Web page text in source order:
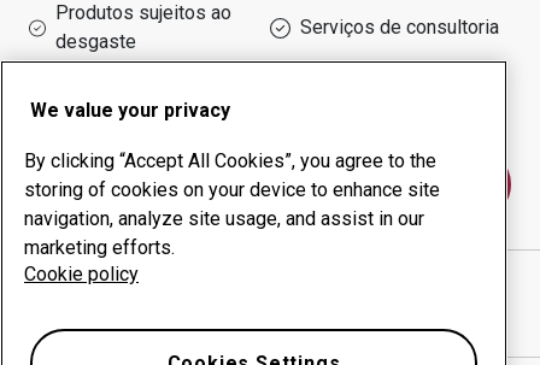
Produtos sujeitos ao
desgaste
Serviços de consultoria
de funcionamento
Fale conosco
ZM ENGINEERING LLC
We value your privacy
By clicking “Accept All Cookies”, you agree to the
storing of cookies on your device to enhance site
navigation, analyze site usage, and assist in our
marketing efforts.
Cookie policy